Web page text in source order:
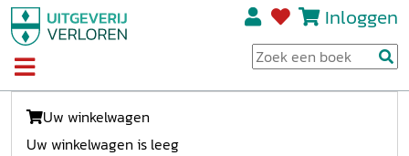
Inloggen
Uw winkelwagen
Uw winkelwagen is leeg